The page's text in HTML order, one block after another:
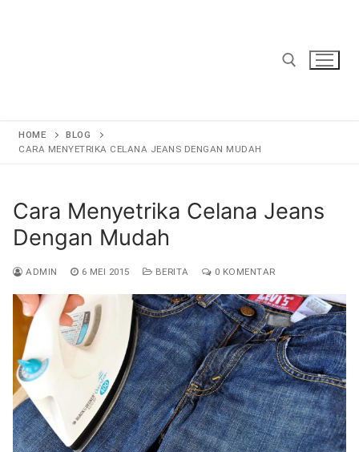
HOME
BLOG
CARA MENYETRIKA CELANA JEANS DENGAN MUDAH
Cara Menyetrika Celana Jeans
Dengan Mudah
ADMIN 6 MEI 2015 BERITA 0 KOMENTAR